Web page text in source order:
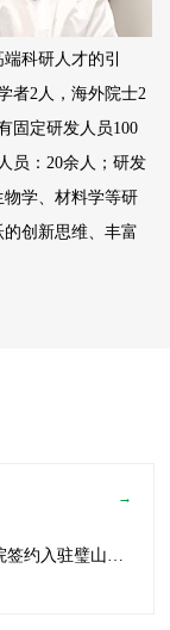
科研人才的引
者2人，海外院士2
固定研发人员100
员：20余人；研发
学、材料学等研
创新思维、丰富
→